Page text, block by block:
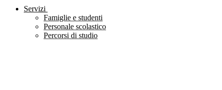
Servizi
Famiglie e studenti
Personale scolastico
Percorsi di studio